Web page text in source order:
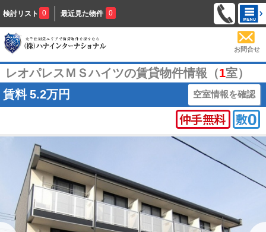
検討リスト 0 最近見た物件 0
お問合せ
レオパレスＭＳハイツの賃貸物件情報（1室）
賃料 5.2万円 空室情報を確認